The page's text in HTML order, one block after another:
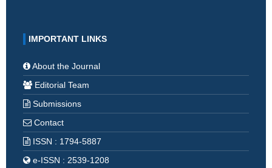
IMPORTANT LINKS
About the Journal
Editorial Team
Submissions
Contact
ISSN : 1794-5887
e-ISSN : 2539-1208